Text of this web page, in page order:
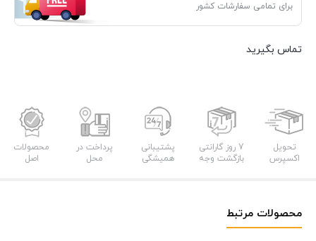
برای تمامی سفارشات کشور
تماس بگیرید
تحویل
اکسپرس
7 روز گارانتی
بازگشت وجه
پشتیبانی
همیشگی
پرداخت در
محل
محصولات
اصل
محصولات مرتبط